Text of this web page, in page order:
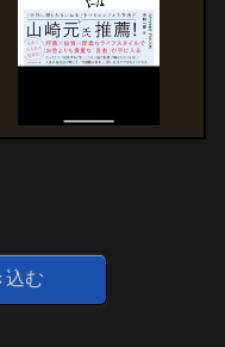
込む